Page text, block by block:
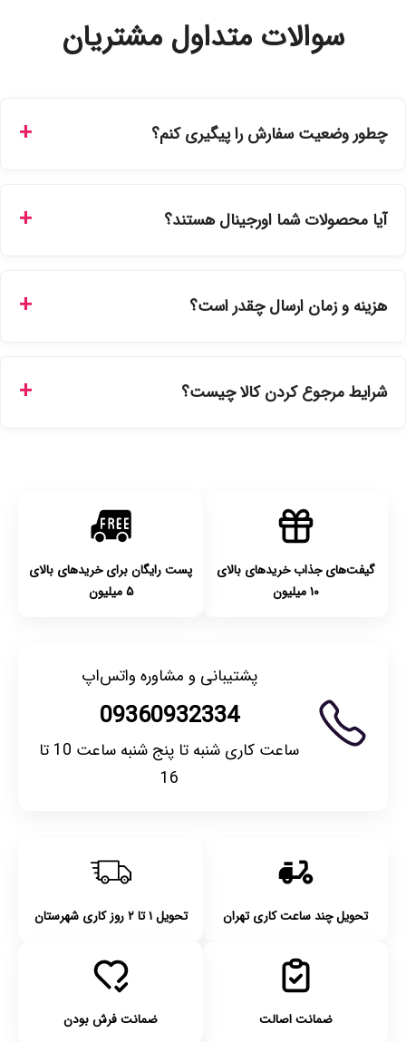
سوالات متداول مشتریان
چطور وضعیت سفارش را پیگیری کنم؟
سفارشات در سایت، وضعیت لحظه‌ای مرسوله را مشاهده کنید.
آیا محصولات شما اورجینال هستند؟
نمایندگی‌های معتبر تهیه شده و دارای بچ‌کد قابل استعلام هستند.
هزینه و زمان ارسال چقدر است؟
انتخاب کنید و برای شهرستان‌ها بین یک الی ۳ روز کاری از طریق
شرایط مرجوع کردن کالا چیست؟
گیفت‌های جذاب خریدهای بالای
۱۰ میلیون
پست رایگان برای خریدهای بالای
۵ میلیون
پشتیبانی و مشاوره واتس‌اپ
09360932334
ساعت کاری شنبه تا پنج شنبه ساعت 10 تا
16
تحویل چند ساعت کاری تهران تحویل ۱ تا ۲ روز کاری شهرستان
ضمانت اصالت ضمانت فرش بودن